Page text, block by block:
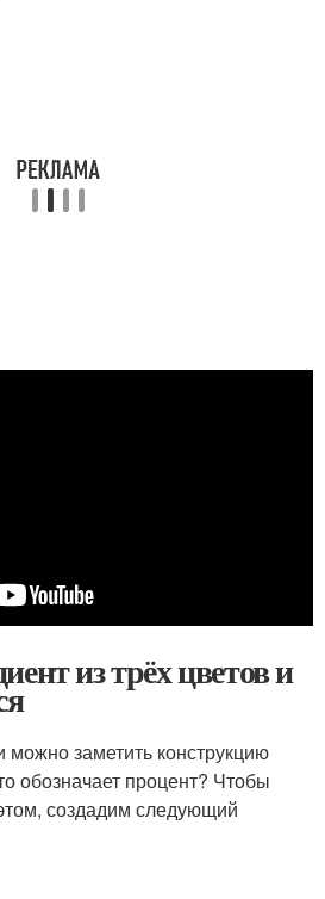
из трёх цветов и
можно заметить конструкцию
обозначает процент? Чтобы
создадим следующий